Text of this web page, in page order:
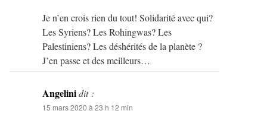
Je n’en crois rien du tout! Solidarité avec qui?
Les Syriens? Les Rohingwas? Les
Palestiniens? Les déshérités de la planète ?
J’en passe et des meilleurs…
Angelinidit :
15 mars 2020 à 23 h 12 min